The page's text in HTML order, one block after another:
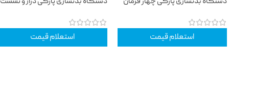
استعلام قیمت استعلام قیمت